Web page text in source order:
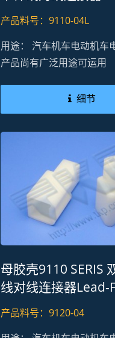
RoHS REACH
产品料号：9110-04L
用途： 汽车机车电动机车
产品尚有广泛用途可运用
细节
母胶壳9110 SERIS
线对线连接器Lead-
RoHS REACH
产品料号：9120-04